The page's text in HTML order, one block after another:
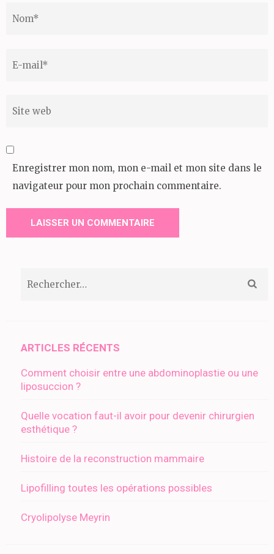
Site
Enregistrer mon nom, mon e-mail et mon site dans le
navigateur pour mon prochain commentaire.
Rechercher :
ARTICLES RÉCENTS
Comment choisir entre une abdominoplastie ou une
liposuccion ?
Quelle vocation faut-il avoir pour devenir chirurgien
esthétique ?
Histoire de la reconstruction mammaire
Lipofilling toutes les opérations possibles
Cryolipolyse Meyrin